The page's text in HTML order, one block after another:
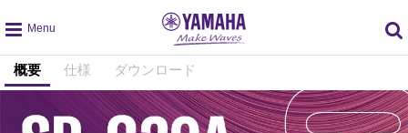
global
navigation
概要 仕様 ダウンロード